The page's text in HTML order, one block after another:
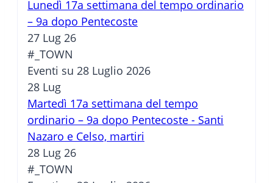
Lunedì 17a settimana del tempo ordinario
– 9a dopo Pentecoste
27 Lug 26
#_TOWN
Eventi su 28 Luglio 2026
28 Lug
Martedì 17a settimana del tempo
ordinario – 9a dopo Pentecoste - Santi
Nazaro e Celso, martiri
28 Lug 26
#_TOWN